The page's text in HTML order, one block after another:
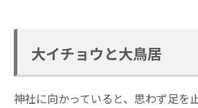
大イチョウと大鳥居
神社に向かっていると、思わず足を